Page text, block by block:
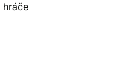
hráče